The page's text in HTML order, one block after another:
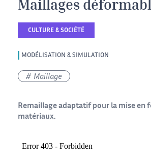
Maillages
CULTURE & SOCIÉTÉ
MODÉLISATION & SIMULATION
Maillage
Remaillage adaptatif pour la mise en
matériaux.